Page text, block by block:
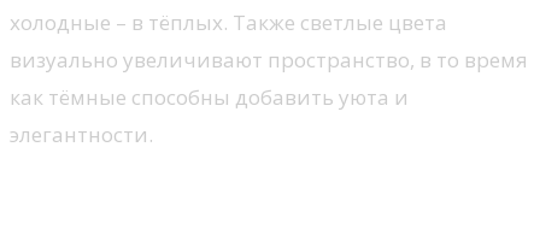
холодные – в тёплых. Также светлые цвета
визуально увеличивают пространство, в то время
как тёмные способны добавить уюта и
элегантности.